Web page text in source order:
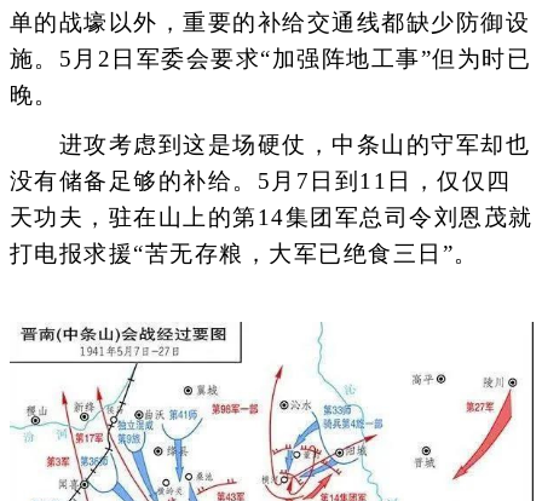
单的战壕以外，重要的补给交通线都缺少防御设
施。5月2日军委会要求“加强阵地工事”但为时已
晚。
进攻考虑到这是场硬仗，中条山的守军却也
没有储备足够的补给。5月7日到11日，仅仅四
天功夫，驻在山上的第14集团军总司令刘恩茂就
打电报求援“苦无存粮，大军已绝食三日”。